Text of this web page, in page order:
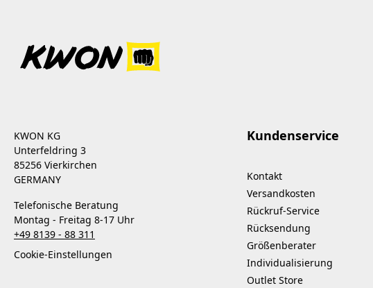
KWON KG
Unterfeldring 3
85256 Vierkirchen
GERMANY
Telefonische Beratung
Montag - Freitag 8-17 Uhr
+49 8139 - 88 311
Cookie-Einstellungen
Kundenservice
Kontakt
Versandkosten
Rückruf-Service
Rücksendung
Größenberater
Individualisierung
Outlet Store